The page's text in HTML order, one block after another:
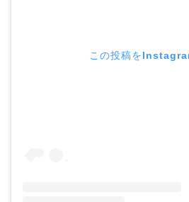
この投稿を